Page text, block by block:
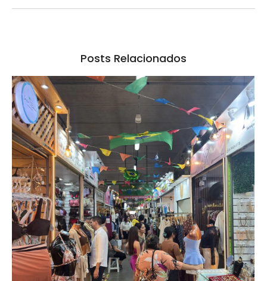
Posts Relacionados